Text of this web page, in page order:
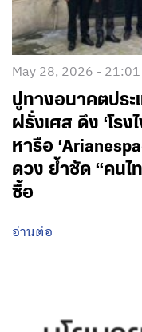
May 28, 2026 - 21:01
ปูทางอนาคตประ
ฝรั่งเศส ดึง ‘โรง
หารือ
ดวง ย้ำชัด “คน
ซื้อ
อ่านต่อ